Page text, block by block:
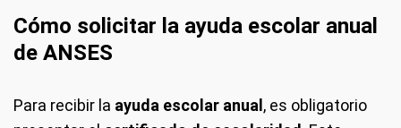
Cómo solicitar la ayuda escolar anual
de ANSES
Para recibir la ayuda escolar anual, es obligatorio